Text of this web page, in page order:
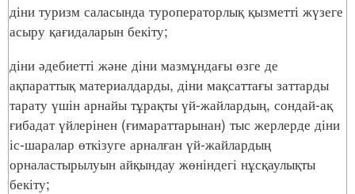
діни туризм саласында туроператорлық қызметті жүзеге
асыру қағидаларын бекіту;
діни әдебиетті және діни мазмұндағы өзге де
ақпараттық материалдарды, діни мақсаттағы заттарды
тарату үшін арнайы тұрақты үй-жайлардың, сондай-ақ
ғибадат үйлерінен (ғимараттарынан) тыс жерлерде діни
іс-шаралар өткізуге арналған үй-жайлардың
орналастырылуын айқындау жөніндегі нұсқаулықты
бекіту;